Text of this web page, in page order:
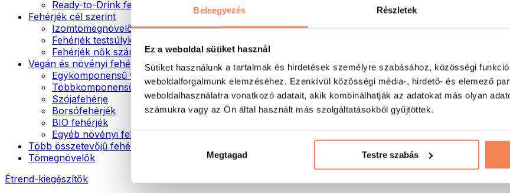
Beleegyezés Részletek
Ez a weboldal sütiket használ
Sütiket használunk a tartalmak és hirdetések személyre szabásához, közösségi
weboldalforgalmunk elemzéséhez. Ezenkívül közösségi média-, hirdető- és elemező
weboldalhasználatra vonatkozó adatait, akik kombinálhatják az adatokat más olyan
számukra vagy az Ön által használt más szolgáltatásokból gyűjtöttek.
Megtagad Testre szabás
Ready-to-Drink fehérjeitalok
Fehérjék cél szerint
Izomtömegnövelők
Fehérjék testsúlykontroll támogatásához
Fehérjék nők számára
Vegán és növényi fehérjék
Egykomponensű vegán fehérjék
Többkomponensű vegán fehérjék
Szójafehérje
Borsófehérjék
BIO fehérjék
Egyéb növényi fehérjék
Több összetevőjű fehérje
Tömegnövelők
Étrend-kiegészítők